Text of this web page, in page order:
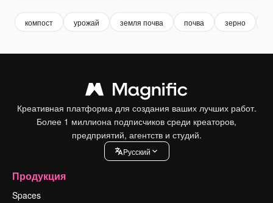
компост урожай земля почва почва зерно
Креативная платформа для создания ваших лучших работ.
Более 1 миллиона подписчиков среди креаторов,
предприятий, агентств и студий.
Pусский
Продукция
Spaces